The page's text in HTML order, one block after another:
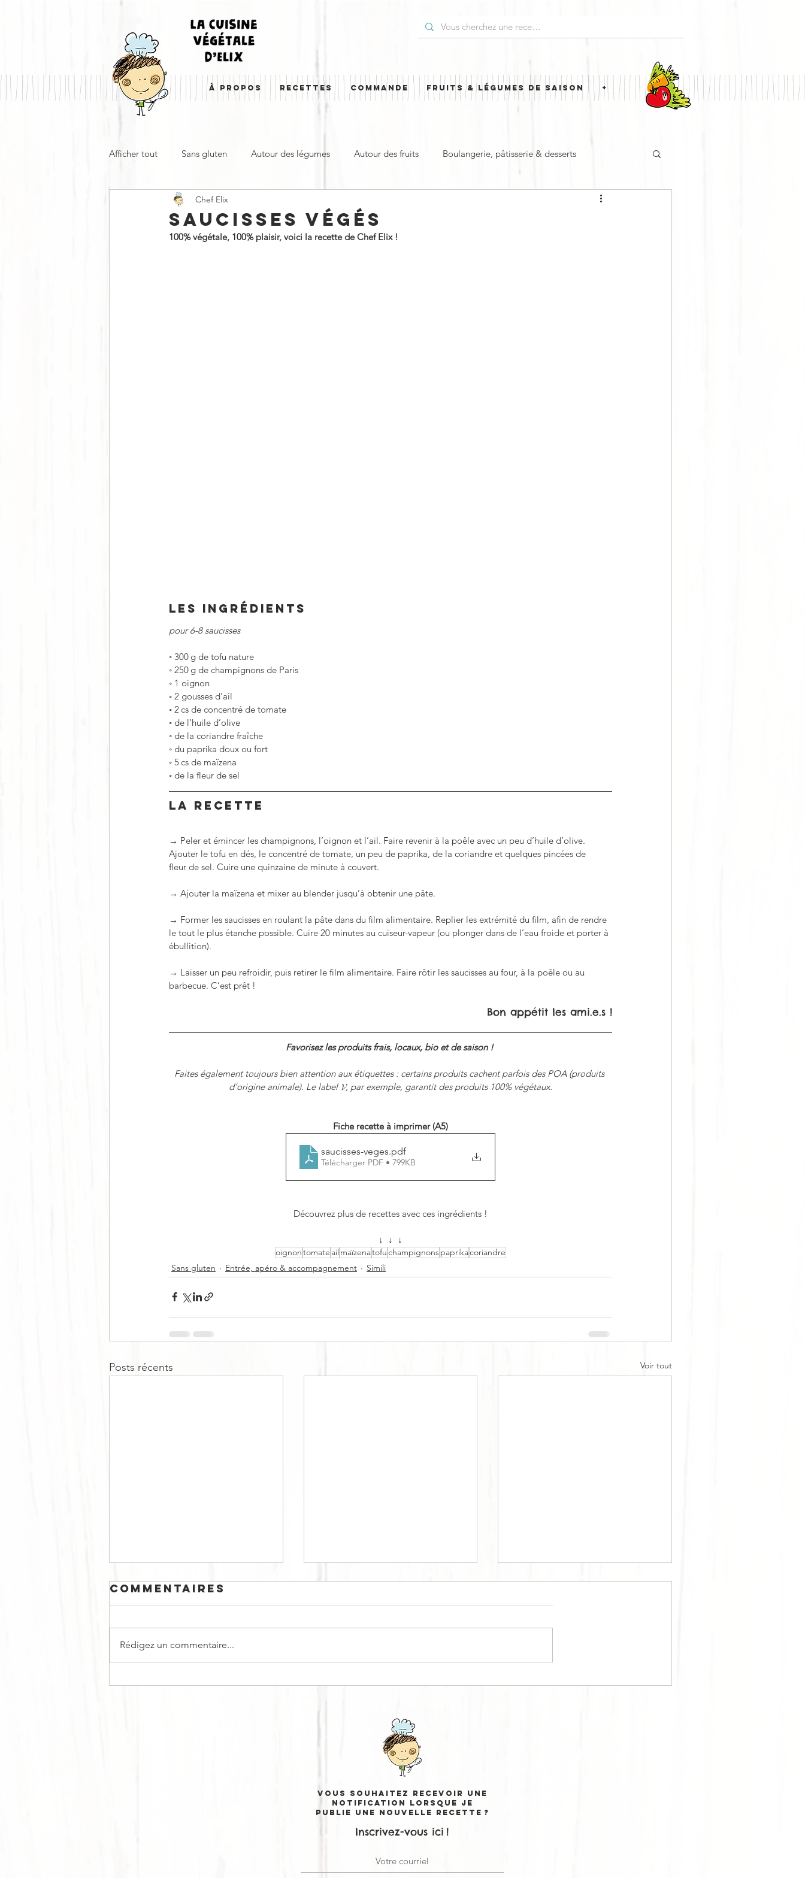
À PROPOS RECETTES COMMANDE FRUITS & LÉGUMES DE SAISON +
Afficher tout Sans gluten Autour des légumes Autour des fruits Boulangerie, pâtisserie & desserts
Entrée, apéro & accompagnement
SAUCISSES VÉGÉS
Chef Elix
100% végétale, 100% plaisir, voici la recette de Chef Elix !
LES INGRÉDIENTS
pour 6-8 saucisses
◦ 300 g de tofu nature
◦ 250 g de champignons de Paris
◦ 1 oignon
◦ 2 gousses d’ail
◦ 2 cs de concentré de tomate
◦ de l’huile d’olive
◦ de la coriandre fraîche
◦ du paprika doux ou fort
◦ 5 cs de maïzena
◦ de la fleur de sel
LA RECETTE
→ Peler et émincer les champignons, l’oignon et l’ail. Faire revenir à la poêle avec un peu d’huile d’olive.
Ajouter le tofu en dés, le concentré de tomate, un peu de paprika, de la coriandre et quelques pincées de
fleur de sel. Cuire une quinzaine de minute à couvert.
→ Ajouter la maïzena et mixer au blender jusqu’à obtenir une pâte.
→ Former les saucisses en roulant la pâte dans du film alimentaire. Replier les extrémité du film, afin de rendre
le tout le plus étanche possible. Cuire 20 minutes au cuiseur-vapeur (ou plonger dans de l’eau froide et porter à
ébullition).
→ Laisser un peu refroidir, puis retirer le film alimentaire. Faire rôtir les saucisses au four, à la poêle ou au
barbecue. C’est prêt !
Bon appétit les ami.e.s !
Favorisez les produits frais, locaux, bio et de saison !
Faites également toujours bien attention aux étiquettes : certains produits cachent parfois des POA (produits
d’origine animale). Le label 𝓥, par exemple, garantit des produits 100% végétaux.
Fiche recette à imprimer (A5)
saucisses-veges.pdf
Télécharger PDF • 799KB
Découvrez plus de recettes avec ces ingrédients !
↓  ↓  ↓
oignontomate ail maïzenatofuchampignonspaprikacoriandre
Sans gluten
Entrée, apéro & accompagnement Simili
Posts récents Voir tout
Commentaires
Rédigez un commentaire...
Vous souhaitez recevoir une
notification lorsque je
publie une nouvelle recette ?
Inscrivez-vous ici !